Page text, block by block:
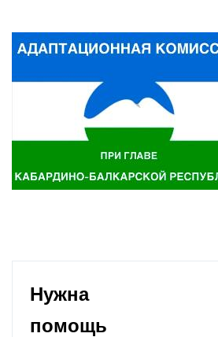
Нужна
помощь